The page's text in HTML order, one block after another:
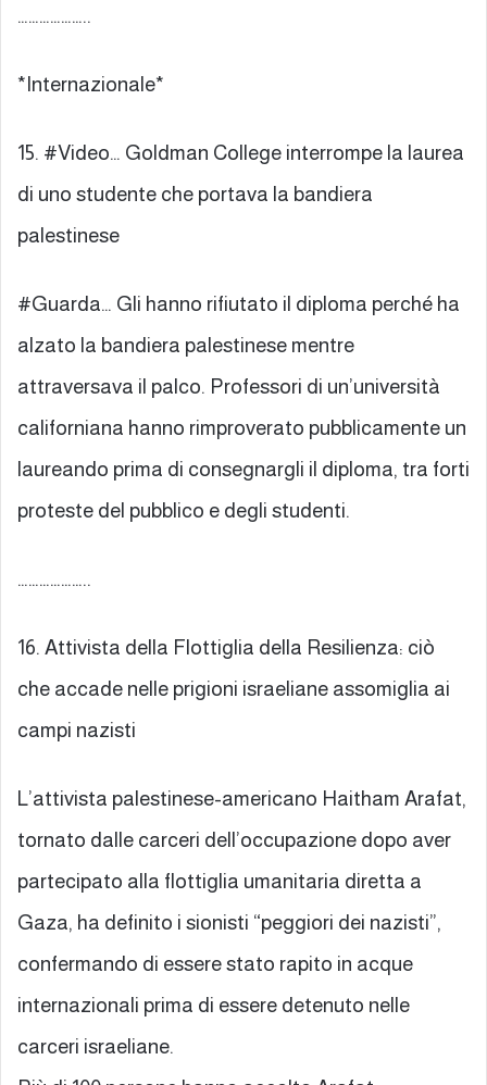
………………..
*Internazionale*
15. #Video… Goldman College interrompe la laurea
di uno studente che portava la bandiera
palestinese
#Guarda… Gli hanno rifiutato il diploma perché ha
alzato la bandiera palestinese mentre
attraversava il palco. Professori di un’università
californiana hanno rimproverato pubblicamente un
laureando prima di consegnargli il diploma, tra forti
proteste del pubblico e degli studenti.
………………..
16. Attivista della Flottiglia della Resilienza: ciò
che accade nelle prigioni israeliane assomiglia ai
campi nazisti
L’attivista palestinese-americano Haitham Arafat,
tornato dalle carceri dell’occupazione dopo aver
partecipato alla flottiglia umanitaria diretta a
Gaza, ha definito i sionisti “peggiori dei nazisti”,
confermando di essere stato rapito in acque
internazionali prima di essere detenuto nelle
carceri israeliane.